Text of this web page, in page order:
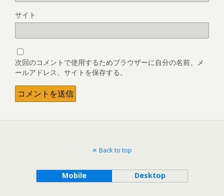
サイト
次回のコメントで使用するためブラウザーに自分の名前、メ
ールアドレス、サイトを保存する。
Back to top
Mobile Desktop